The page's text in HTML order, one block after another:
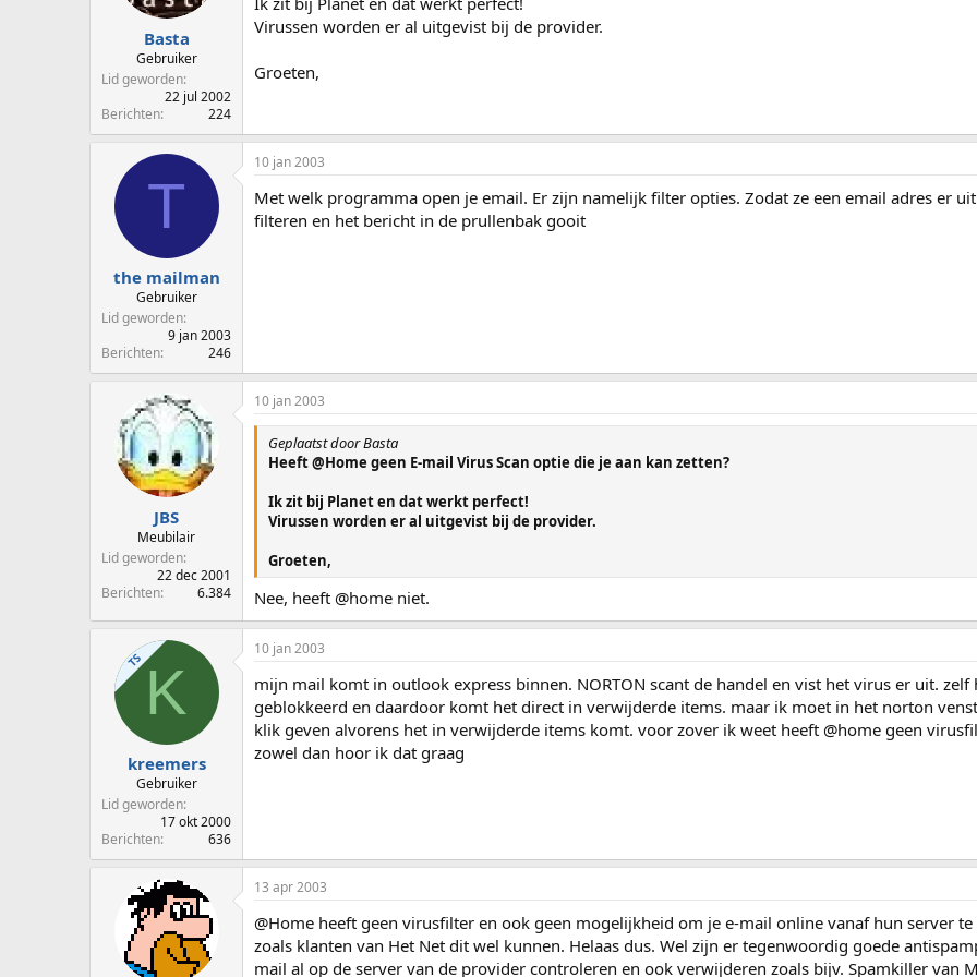
Basta
Gebruiker
Lid geworden
22 jul 2002
Berichten
224
Virussen worden er al uitgevist bij de provider.
Groeten,
T
the mailman
Gebruiker
Lid geworden
9 jan 2003
Berichten
246
10 jan 2003
Met welk programma open je email. Er zijn namelijk filter opties. Zodat ze een email adres er
filteren en het bericht in de prullenbak gooit
JBS
Meubilair
Lid geworden
22 dec 2001
Berichten
6.384
10 jan 2003
Geplaatst door Basta
Heeft @Home geen E-mail Virus Scan optie die je aan kan zetten?
Ik zit bij Planet en dat werkt perfect!
Virussen worden er al uitgevist bij de provider.
Groeten,
Nee, heeft @home niet.
TS K
kreemers
Gebruiker
Lid geworden
17 okt 2000
Berichten
636
10 jan 2003
mijn mail komt in outlook express binnen. NORTON scant de handel en vist het virus er uit. zelf
geblokkeerd en daardoor komt het direct in verwijderde items. maar ik moet in het norton
klik geven alvorens het in verwijderde items komt. voor zover ik weet heeft @home geen
zowel dan hoor ik dat graag
13 apr 2003
@Home heeft geen virusfilter en ook geen mogelijkheid om je e-mail online vanaf hun server te
zoals klanten van Het Net dit wel kunnen. Helaas dus. Wel zijn er tegenwoordig goede
mail al op de server van de provider controleren en ook verwijderen zoals bijv. Spamkiller van